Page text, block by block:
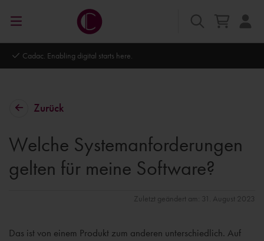
Autodesk Platinum Partner
Zurück
Welche Systemanforderungen
gelten für meine Software?
Zuletzt geändert am: 31. August 2023
Das ist von einem Produkt zum anderen unterschiedlich. Auf